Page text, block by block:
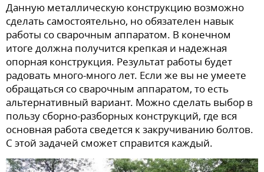
Данную металлическую конструкцию возможно
сделать самостоятельно, но обязателен навык
работы со сварочным аппаратом. В конечном
итоге должна получится крепкая и надежная
опорная конструкция. Результат работы будет
радовать много-много лет. Если же вы не умеете
обращаться со сварочным аппаратом, то есть
альтернативный вариант. Можно сделать выбор в
пользу сборно-разборных конструкций, где вся
основная работа сведется к закручиванию болтов.
С этой задачей сможет справится каждый.